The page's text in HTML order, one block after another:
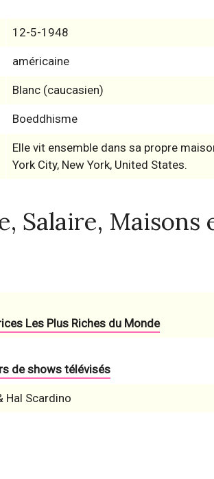
12-5-1948
américaine
Blanc (caucasien)
Boeddhisme
Elle vit ensemble dans sa propre
York City, New York, United States.
Salaire, Maisons
Les Plus Riches du Monde
de shows télévisés
Hal Scardino